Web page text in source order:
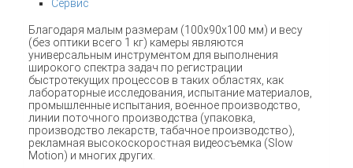
Сервис
Благодаря малым размерам (100х90х100 мм) и весу
(без оптики всего 1 кг) камеры являются
универсальным инструментом для выполнения
широкого спектра задач по регистрации
быстротекущих процессов в таких областях, как
лабораторные исследования, испытание материалов,
промышленные испытания, военное производство,
линии поточного производства (упаковка,
производство лекарств, табачное производство),
рекламная высокоскоростная видеосъемка (Slow
Motion) и многих других.